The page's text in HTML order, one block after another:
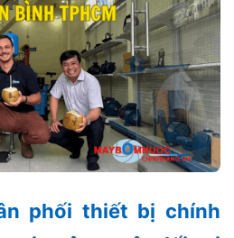
phối thiết bị chính